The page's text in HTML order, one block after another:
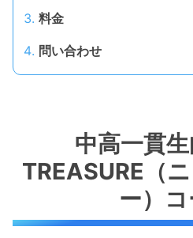
料金
問い合わせ
中高一貫
TREASURE（
ー）